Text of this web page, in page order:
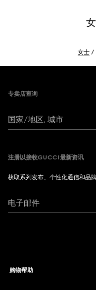
女士
专卖店查询
国家/地区, 城市
注册以接收GUCCI最新资讯
获取系列发布、个性化通信和品
电子邮件
购物帮助